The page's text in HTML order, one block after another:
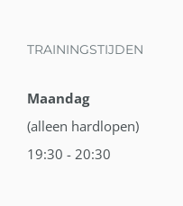
TRAININGSTIJDEN
Maandag
(alleen hardlopen)
19:30 - 20:30